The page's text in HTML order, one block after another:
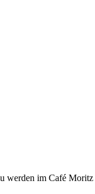
werden im Café Moritz